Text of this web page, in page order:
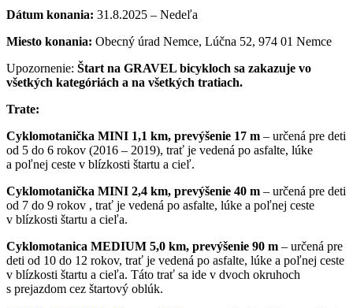
Dátum konania: 31.8.2025 – Nedeľa
Miesto konania: Obecný úrad Nemce, Lúčna 52, 974 01 Nemce
Upozornenie: Štart na GRAVEL bicykloch sa zakazuje vo
všetkých kategóriách a na všetkých tratiach.
Trate:
Cyklomotanička MINI 1,1 km, prevýšenie 17 m – určená pre deti
od 5 do 6 rokov (2016 – 2019), trať je vedená po asfalte, lúke
a poľnej ceste v blízkosti štartu a cieľ.
Cyklomotanička MINI 2,4 km, prevýšenie 40 m – určená pre deti
od 7 do 9 rokov , trať je vedená po asfalte, lúke a poľnej ceste
v blízkosti štartu a cieľa.
Cyklomotanica MEDIUM 5,0 km, prevýšenie 90 m – určená pre
deti od 10 do 12 rokov, trať je vedená po asfalte, lúke a poľnej ceste
v blízkosti štartu a cieľa. Táto trať sa ide v dvoch okruhoch
s prejazdom cez štartový oblúk.